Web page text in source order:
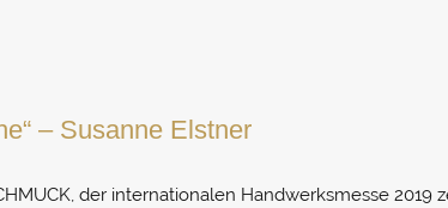
– Susanne Elstner
der internationalen Handwerksmesse